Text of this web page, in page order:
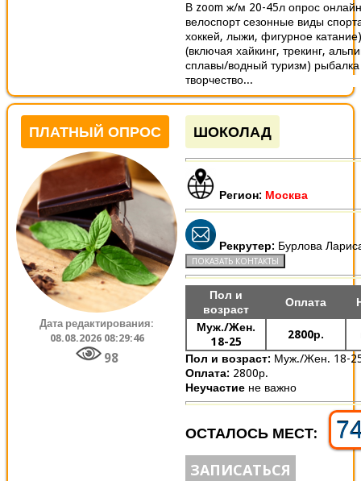
В zoom ж/м 20-45л опрос
велоспорт сезонные виды
хоккей, лыжи, фигурное
(включая хайкинг, трекинг,
сплавы/водный туризм)
творчество...
ПЛАТНЫЙ ОПРОС
Дата редактирования:
08.08.2026 08:29:46
98
ШОКОЛАД
Регион: Москва
Рекрутер: Бурлова
Пол и
возраст
Оплата
Муж./Жен.
18-25
2800р.
Пол и возраст: Муж./Жен. 18-
Оплата: 2800р.
Неучастие не важно
ОСТАЛОСЬ МЕСТ:
ЗАПИСАТЬСЯ